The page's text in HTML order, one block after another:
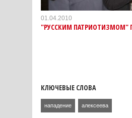
01.04.2010
"РУССКИМ ПАТРИОТИЗМОМ"
КЛЮЧЕВЫЕ СЛОВА
нападение алексеева